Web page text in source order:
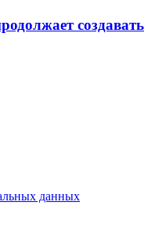
создавать
данных